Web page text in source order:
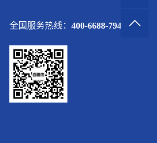
全国服务热线： 400-6688-794